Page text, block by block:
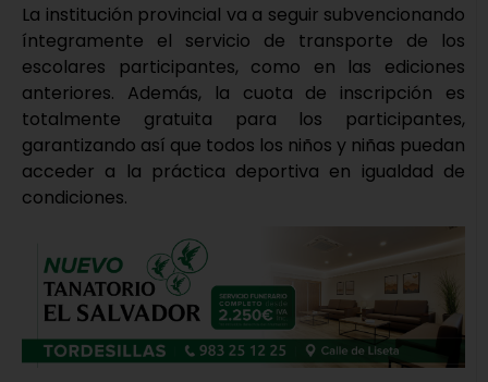
La institución provincial va a seguir subvencionando
íntegramente el servicio de transporte de los
escolares participantes, como en las ediciones
anteriores. Además, la cuota de inscripción es
totalmente gratuita para los participantes,
garantizando así que todos los niños y niñas puedan
acceder a la práctica deportiva en igualdad de
condiciones.